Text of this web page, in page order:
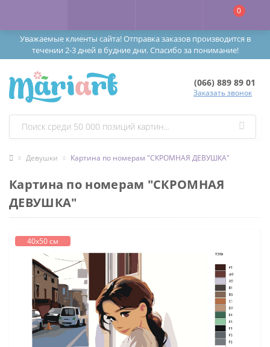
Уважаемые клиенты сайта! Отправка заказов производится в
течении 2-3 дней в будние дни. Спасибо за понимание!
0
(066) 889 89 01
Заказать звонок
Девушки Картина по номерам "СКРОМНАЯ ДЕВУШКА"
Картина по номерам "СКРОМНАЯ
ДЕВУШКА"
40х50 см